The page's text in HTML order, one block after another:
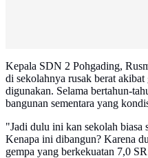
Kepala SDN 2 Pohgading,
di sekolahnya rusak berat
digunakan. Selama bertahun-
bangunan sementara yang
"Jadi dulu ini kan sekolah biasa
Kenapa ini dibangun? Karena
gempa yang berkekuatan 7,0